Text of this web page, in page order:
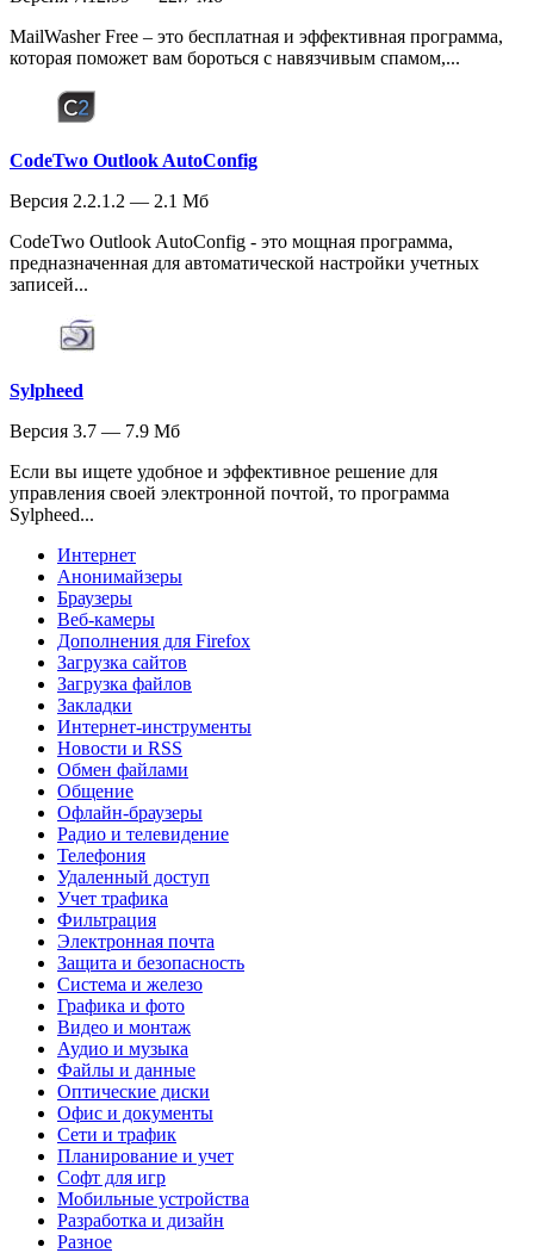
MailWasher Free – это бесплатная и эффективная программа,
которая поможет вам бороться с навязчивым спамом,...
CodeTwo Outlook AutoConfig
Версия 2.2.1.2 — 2.1 Мб
CodeTwo Outlook AutoConfig - это мощная программа,
предназначенная для автоматической настройки учетных
записей...
Sylpheed
Версия 3.7 — 7.9 Мб
Если вы ищете удобное и эффективное решение для
управления своей электронной почтой, то программа
Sylpheed...
Интернет
Анонимайзеры
Браузеры
Веб-камеры
Дополнения для Firefox
Загрузка сайтов
Загрузка файлов
Закладки
Интернет-инструменты
Новости и RSS
Обмен файлами
Общение
Офлайн-браузеры
Радио и телевидение
Телефония
Удаленный доступ
Учет трафика
Фильтрация
Электронная почта
Защита и безопасность
Система и железо
Графика и фото
Видео и монтаж
Аудио и музыка
Файлы и данные
Оптические диски
Офис и документы
Сети и трафик
Планирование и учет
Софт для игр
Мобильные устройства
Разработка и дизайн
Разное